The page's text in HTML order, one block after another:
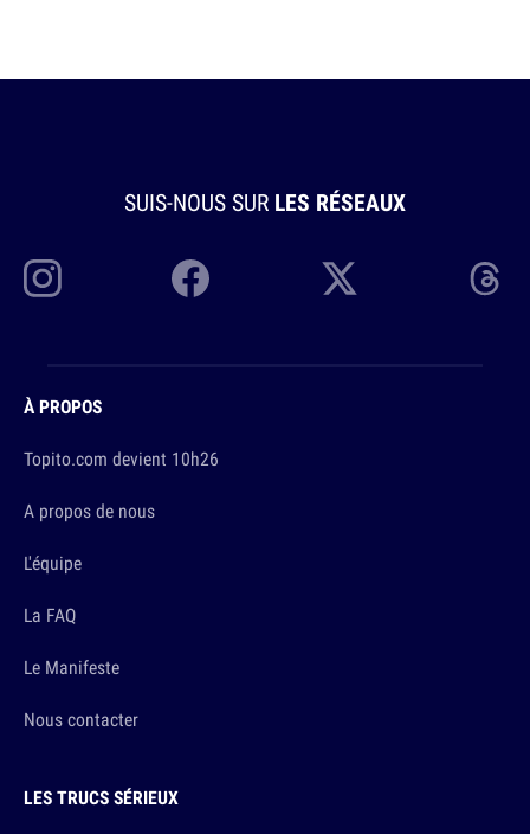
SUIS-NOUS SUR LES RÉSEAUX
À PROPOS
Topito.com devient 10h26
A propos de nous
L'équipe
La FAQ
Le Manifeste
Nous contacter
LES TRUCS SÉRIEUX